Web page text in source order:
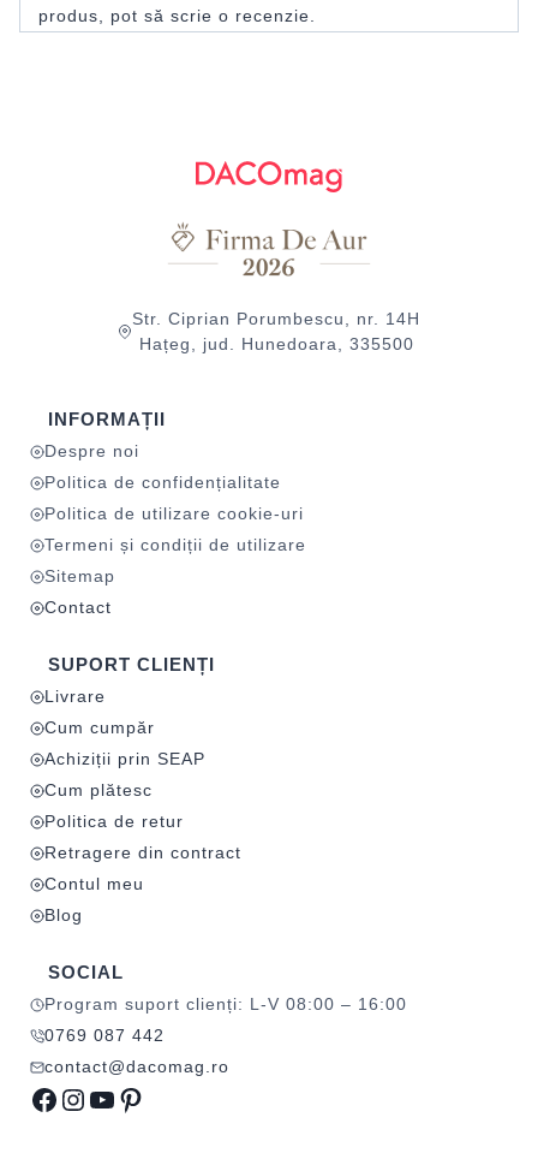
produs, pot să scrie o recenzie.
Str. Ciprian Porumbescu, nr. 14H
Hațeg, jud. Hunedoara, 335500
INFORMAȚII
Despre noi
Politica de confidențialitate
Politica de utilizare cookie-uri
Termeni și condiții de utilizare
Sitemap
Contact
SUPORT CLIENȚI
Livrare
Cum cumpăr
Achiziții prin SEAP
Cum plătesc
Politica de retur
Retragere din contract
Contul meu
Blog
SOCIAL
Program suport clienți: L-V 08:00 – 16:00
0769 087 442
contact@dacomag.ro
Facebook
Instagram
YouTube
Pinterest